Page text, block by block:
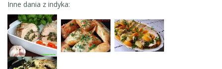
Inne dania z indyka: